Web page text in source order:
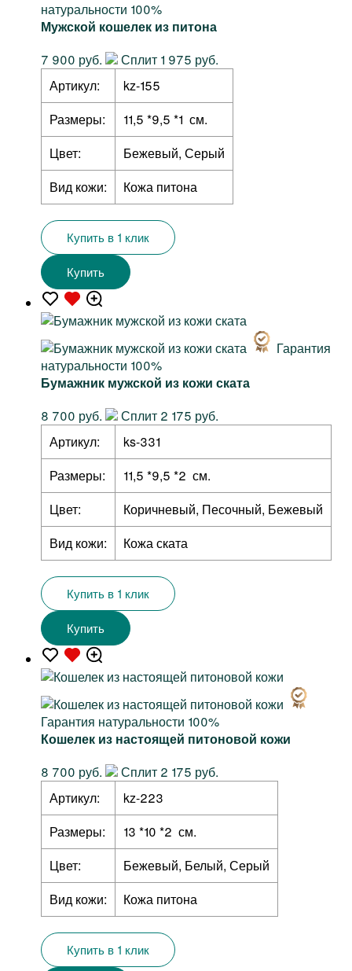
натуральности 100%
Мужской кошелек из питона
7 900 руб.
Сплит 1 975 руб.
Артикул:
kz-155
Размеры:
11,5 *9,5 *1 см.
Цвет:
Бежевый, Серый
Вид кожи:
Кожа питона
Купить в 1 клик
Купить
Гарантия
натуральности 100%
Бумажник мужской из кожи ската
8 700 руб.
Сплит 2 175 руб.
Артикул:
ks-331
Размеры:
11,5 *9,5 *2 см.
Цвет:
Коричневый, Песочный, Бежевый
Вид кожи:
Кожа ската
Купить в 1 клик
Купить
Гарантия натуральности 100%
Кошелек из настоящей питоновой кожи
8 700 руб.
Сплит 2 175 руб.
Артикул:
kz-223
Размеры:
13 *10 *2 см.
Цвет:
Бежевый, Белый, Серый
Вид кожи:
Кожа питона
Купить в 1 клик